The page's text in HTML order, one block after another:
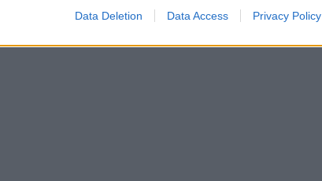
Data Deletion Data Access Privacy Policy
pieno